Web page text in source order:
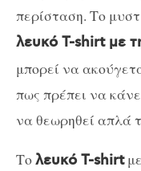
περίσταση. Το
λευκό T-shirt με
μπορεί να
πως πρέπει να
να θεωρηθεί απλά
Τολευκό T-shirt